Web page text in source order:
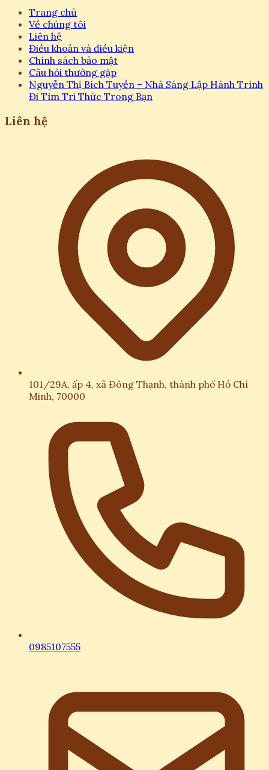
Trang chủ
Về chúng tôi
Liên hệ
Điều khoản và điều kiện
Chính sách bảo mật
Câu hỏi thường gặp
Nguyễn Thị Bích Tuyền – Nhà Sáng Lập Hành Trình
Đi Tìm Tri Thức Trong Bạn
Liên hệ
101/29A, ấp 4, xã Đông Thạnh, thành phố Hồ Chí
Minh, 70000
0985107555